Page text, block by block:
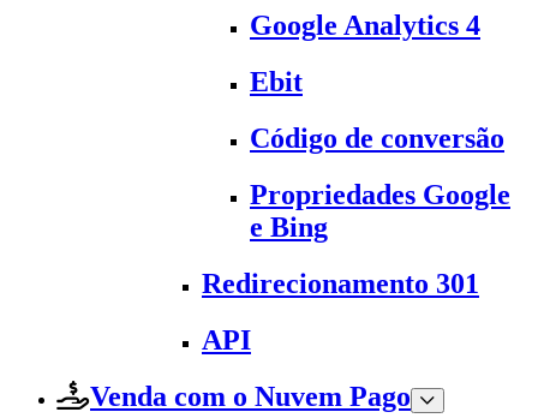
Google Analytics 4
Ebit
Código de conversão
Propriedades Google
e Bing
Redirecionamento 301
API
Venda com o Nuvem Pago